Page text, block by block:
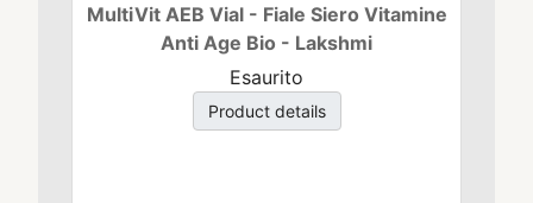
MultiVit AEB Vial - Fiale Siero Vitamine
Anti Age Bio - Lakshmi
Esaurito
Product details